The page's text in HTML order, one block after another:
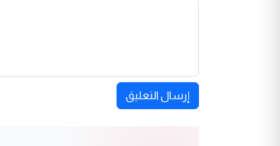
إرسال التعليق